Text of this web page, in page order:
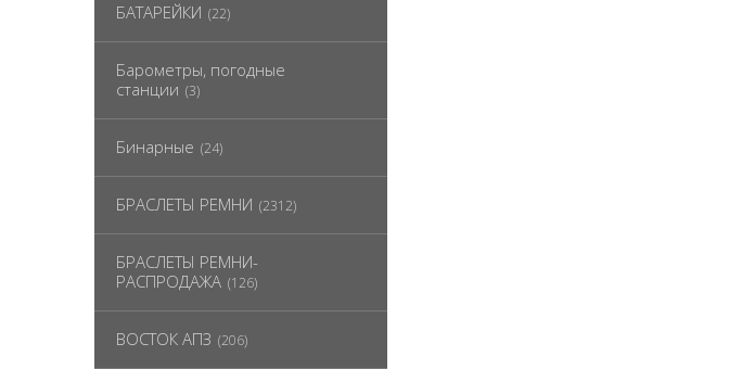
БАТАРЕЙКИ (22)
Барометры, погодные
станции (3)
Бинарные (24)
БРАСЛЕТЫ РЕМНИ (2312)
БРАСЛЕТЫ РЕМНИ-
РАСПРОДАЖА (126)
ВОСТОК АПЗ (206)